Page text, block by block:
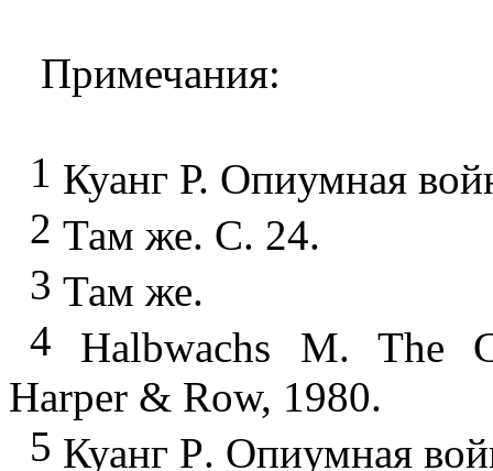
Примечания:
1 Куанг Р. Опиумная
2 Там же. С. 24.
3 Там же.
4
Halbwachs M. The
Harper & Row, 1980.
5 Куанг Р. Опиумная